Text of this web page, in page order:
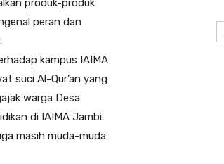
produk-produk
peran dan
kampus IAIMA
suci Al-Qur’an yang
warga Desa
di IAIMA Jambi.
masih muda-muda